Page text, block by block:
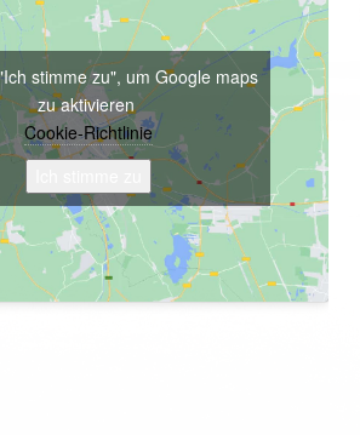
stimme zu", um Google maps
zu aktivieren
Cookie-Richtlinie